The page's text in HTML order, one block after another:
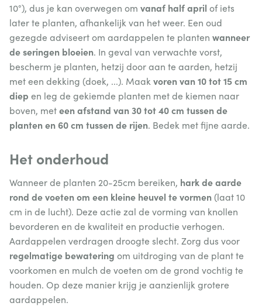
10°), dus je kan overwegen om vanaf half april of iets
later te planten, afhankelijk van het weer. Een oud
gezegde adviseert om aardappelen te planten wanneer
de seringen bloeien. In geval van verwachte vorst,
bescherm je planten, hetzij door aan te aarden, hetzij
met een dekking (doek, ...). Maak voren van 10 tot 15 cm
diep en leg de gekiemde planten met de kiemen naar
boven, meteen afstand van 30 tot 40 cm tussen de
planten en 60 cm tussen de rijen. Bedek met fijne aarde.
Het onderhoud
Wanneer de planten 20-25cm bereiken, hark de aarde
rond de voeten om een kleine heuvel te vormen(laat 10
cm in de lucht). Deze actie zal de vorming van knollen
bevorderen en de kwaliteit en productie verhogen.
Aardappelen verdragen droogte slecht. Zorg dus voor
regelmatige bewatering om uitdroging van de plant te
voorkomen en mulch de voeten om de grond vochtig te
houden. Op deze manier krijg je aanzienlijk grotere
aardappelen.